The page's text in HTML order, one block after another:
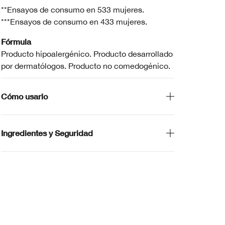
**Ensayos de consumo en 533 mujeres.
***Ensayos de consumo en 433 mujeres.
Fórmula
Producto hipoalergénico. Producto desarrollado
por dermatólogos. Producto no comedogénico.
Cómo usarlo
Ingredientes y Seguridad